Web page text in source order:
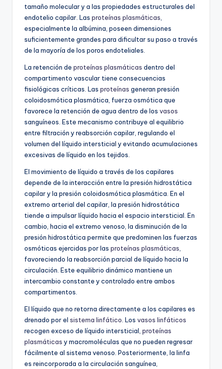
tamaño molecular y a las propiedades estructurales del
endotelio capilar. Las proteínas plasmáticas
especialmente la albúmina, poseen dimensiones
suficientemente grandes para dificultar su paso a través
de la mayoría de los poros endoteliales.
La retención de proteínas plasmáticas dentro del
compartimento vascular tiene consecuencias
fisiológicas críticas. Las proteínas generan presión
coloidosmótica plasmática, fuerza osmótica que
favorece la retención de agua dentro de los vasos
sanguíneos. Este mecanismo contribuye al equilibrio
entre filtración y reabsorción capilar, regulando el
volumen del líquido intersticial y evitando acumulaciones
excesivas de líquido en los tejidos.
El movimiento de líquido a través de los capilares
depende de la interacción entre la presión hidrostática
capilar y la presión coloidosmótica plasmática. En el
extremo arterial del capilar, la presión hidrostática
tiende a impulsar líquido hacia el espacio intersticial. En
cambio, hacia el extremo venoso, la disminución de la
presión hidrostática permite que predominen las fuerzas
osmóticas ejercidas por las proteínas plasmáticas
favoreciendo la reabsorción parcial de líquido hacia la
circulación. Este equilibrio dinámico mantiene un
intercambio constante y controlado entre ambos
compartimentos.
El líquido que no retorna directamente a los capilares es
drenado por el sistema linfático . Los vasos linfáticos
recogen exceso de líquido intersticial, proteínas
plasmáticas y macromoléculas que no pueden regresar
fácilmente al sistema venoso. Posteriormente, la linfa
es reincorporada a la circulación sanguínea,